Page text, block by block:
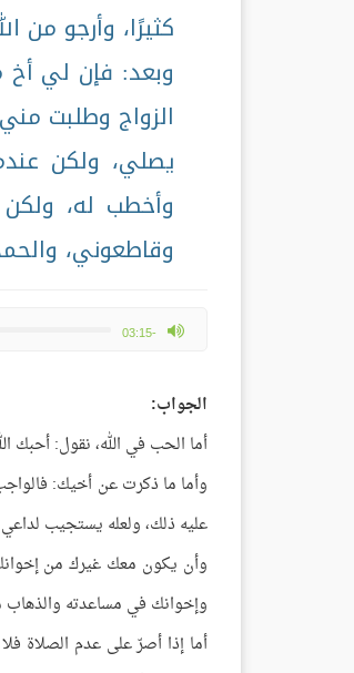
كثيرًا، وأرجو من
وبعد: فإن لي
الزواج وطلبت
يصلي، ولكن
وأخطب له،
وقاطعوني،
-03:15
max volume
الجواب:
أما الحب في الله، نقول: أحبك
وأما ما ذكرت عن أخيك:
عليه ذلك، ولعله يستجيب لداعي
وأن يكون معك غيرك من
وإخوانك في مساعدته والذهاب
أما إذا أصرّ على عدم الصلاة